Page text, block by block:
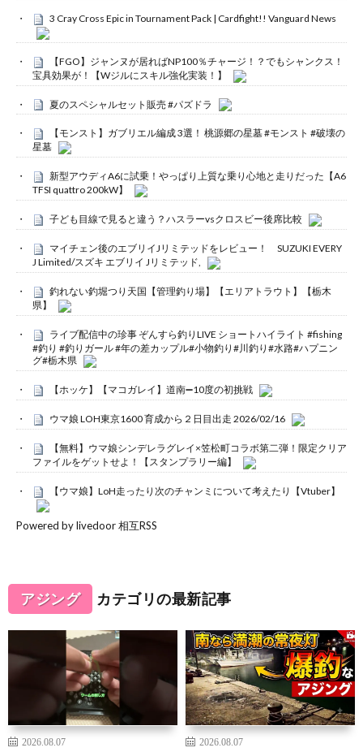
3 Cray Cross Epic in Tournament Pack | Cardfight!! Vanguard News
【FGO】ジャンヌが居ればNP100％チャージ！？でもシャンクス！
宝具効果が！【Wジルにスキル強化実装！】
夏のスペシャルセット販売 #パズドラ
【モンスト】ガブリエル編成 3選！ 桃源郷の星墓 #モンスト #破壊の
星墓
新型アウディA6に試乗！やっぱり上質な乗り心地と走りだった【A6
TFSI quattro 200kW】
子ども目線で見ると違う？ハスラーvsクロスビー後席比較
マイチェン後のエブリイJリミテッドをレビュー！ SUZUKI EVERY
J Limited/スズキ エブリイ Jリミテッド,
釣れない釣堀つり天国【管理釣り場】【エリアトラウト】【栃木
県】
ライブ配信中の珍事 ぞんすら釣りLIVE ショートハイライト #fishing
#釣り #釣りガール #年の差カップル#小物釣り#川釣り#水路#ハプニン
グ#栃木県
【ホッケ】【マコガレイ】道南➖10度の初挑戦
ウマ娘 LOH東京1600 育成から２日目出走 2026/02/16
【無料】ウマ娘シンデレラグレイ×笠松町コラボ第二弾！限定クリア
ファイルをゲットせよ！【スタンプラリー編】
【ウマ娘】LoH走ったり次のチャンミについて考えたり【Vtuber】
Powered by livedoor 相互RSS
アジング カテゴリの最新記事
2026.08.07 2026.08.07